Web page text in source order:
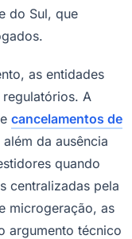
do Sul, que
as entidades
A
cancelamentos de
além da ausência
quando
centralizadas pela
microgeração, as
argumento técnico